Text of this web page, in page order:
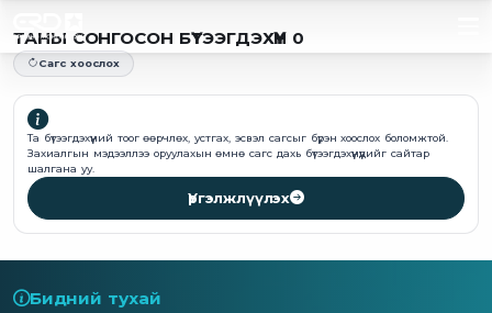
ТАНЫ СОНГОСОН БҮТЭЭГДЭХҮҮН 0
Сагс хоослох
Та бүтээгдэхүүний тоог өөрчлөх, устгах, эсвэл сагсыг бүрэн хоослох боломжтой.
Захиалгын мэдээллээ оруулахын өмнө сагс дахь бүтээгдэхүүнүүдийг сайтар
шалгана уу.
Үргэлжлүүлэх
Бидний тухай